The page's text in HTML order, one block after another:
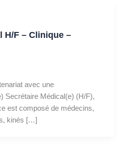
H/F – Clinique –
avec une
Secrétaire Médical(e) (H/F),
est composé de médecins,
kinés […]